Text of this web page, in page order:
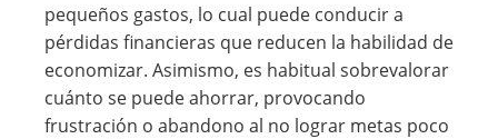
pequeños gastos, lo cual puede conducir a
pérdidas financieras que reducen la habilidad de
economizar. Asimismo, es habitual sobrevalorar
cuánto se puede ahorrar, provocando
frustración o abandono al no lograr metas poco